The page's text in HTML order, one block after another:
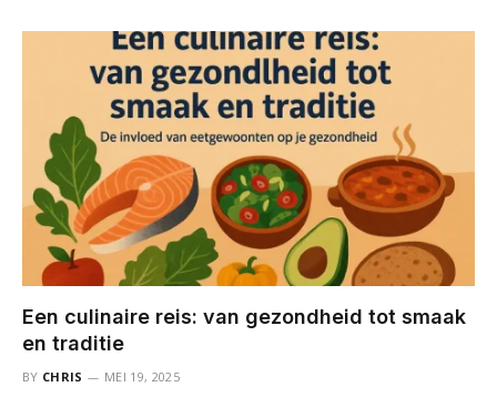
Een culinaire reis: van gezondheid tot smaak
en traditie
BY CHRIS MEI 19, 2025